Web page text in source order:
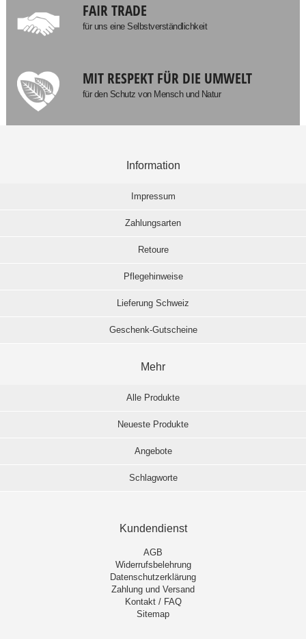
FAIR TRADE
für uns eine Selbstverständlichkeit
MIT RESPEKT FÜR DIE UMWELT
für den Schutz von Mensch und Natur
Information
Impressum
Zahlungsarten
Retoure
Pflegehinweise
Lieferung Schweiz
Geschenk-Gutscheine
Mehr
Alle Produkte
Neueste Produkte
Angebote
Schlagworte
Kundendienst
AGB
Widerrufsbelehrung
Datenschutzerklärung
Zahlung und Versand
Kontakt / FAQ
Sitemap